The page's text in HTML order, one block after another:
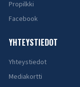
Propilkki
Facebook
YHTEYSTIEDOT
Yhteystiedot
Mediakortti